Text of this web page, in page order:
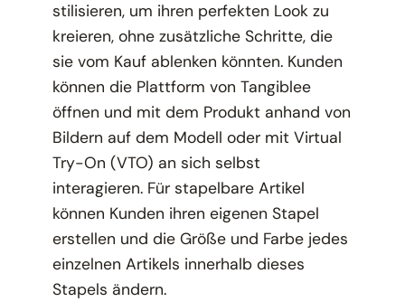
stilisieren, um ihren perfekten Look zu
kreieren, ohne zusätzliche Schritte, die
sie vom Kauf ablenken könnten. Kunden
können die Plattform von Tangiblee
öffnen und mit dem Produkt anhand von
Bildern auf dem Modell oder mit Virtual
Try-On (VTO) an sich selbst
interagieren. Für stapelbare Artikel
können Kunden ihren eigenen Stapel
erstellen und die Größe und Farbe jedes
einzelnen Artikels innerhalb dieses
Stapels ändern.